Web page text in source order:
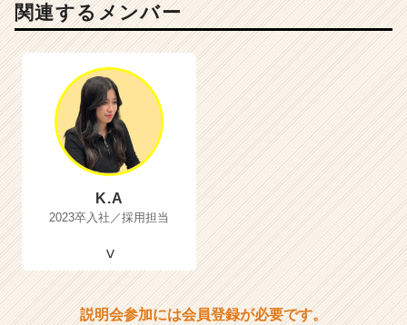
関連するメンバー
K.A
2023卒入社／採用担当
説明会参加には会員登録が必要です。